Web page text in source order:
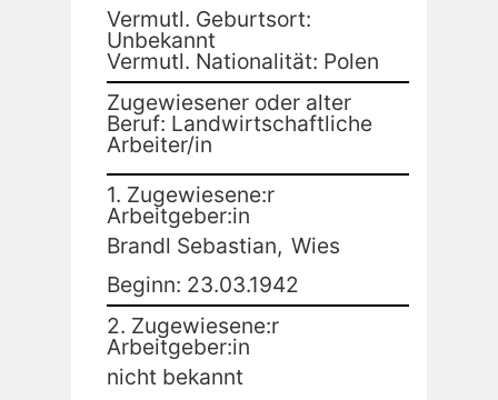
Vermutl. Geburtsort:
Unbekannt
Vermutl. Nationalität: Polen
Zugewiesener oder alter
Beruf: Landwirtschaftliche
Arbeiter/in
1. Zugewiesene:r
Arbeitgeber:in
Brandl Sebastian, Wies
Beginn: 23.03.1942
2. Zugewiesene:r
Arbeitgeber:in
nicht bekannt